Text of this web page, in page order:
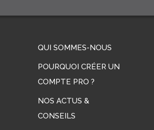
QUI SOMMES-NOUS
POURQUOI CRÉER UN
COMPTE PRO ?
NOS ACTUS &
CONSEILS